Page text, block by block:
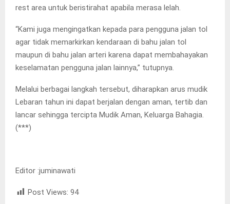
rest area untuk beristirahat apabila merasa lelah.
“Kami juga mengingatkan kepada para pengguna jalan tol
agar tidak memarkirkan kendaraan di bahu jalan tol
maupun di bahu jalan arteri karena dapat membahayakan
keselamatan pengguna jalan lainnya,” tutupnya.
Melalui berbagai langkah tersebut, diharapkan arus mudik
Lebaran tahun ini dapat berjalan dengan aman, tertib dan
lancar sehingga tercipta Mudik Aman, Keluarga Bahagia.
(***)
Editor :juminawati
Post Views: 94